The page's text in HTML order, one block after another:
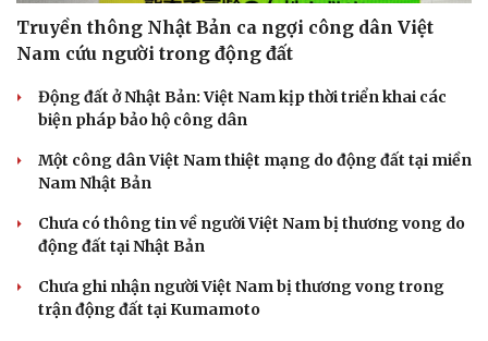
Doanh nghiệp
Doanh nghiệp 24h
Doanh nhân
Công nghệ
Tin Công nghệ
Truyền thông Nhật Bản ca ngợi công dân Việt
Nam cứu người trong động đất
Động đất ở Nhật Bản: Việt Nam kịp thời triển khai các
biện pháp bảo hộ công dân
Một công dân Việt Nam thiệt mạng do động đất tại miền
Nam Nhật Bản
Chưa có thông tin về người Việt Nam bị thương vong do
động đất tại Nhật Bản
Chưa ghi nhận người Việt Nam bị thương vong trong
trận động đất tại Kumamoto